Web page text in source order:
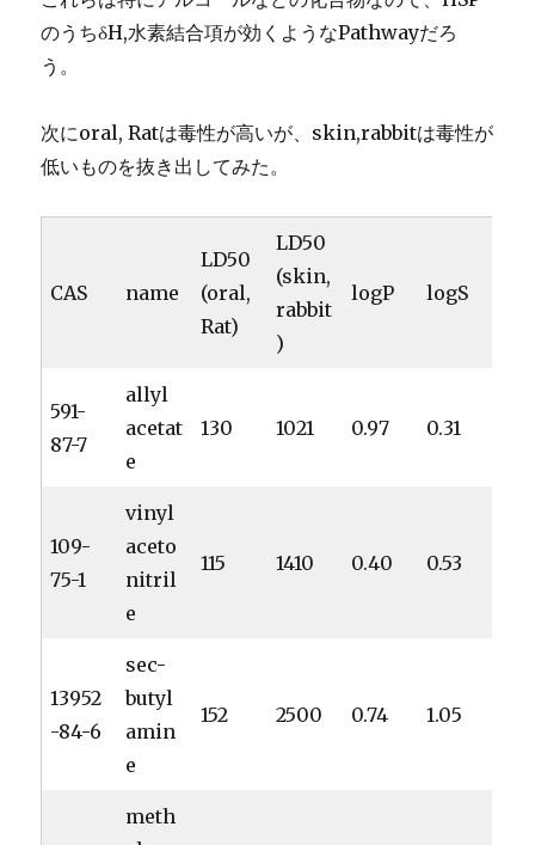
のうちδH,水素結合項が効くようなPathwayだろ
う。
次にoral, Ratは毒性が高いが、skin,rabbitは毒性が
低いものを抜き出してみた。
CAS name
LD50
(oral,
Rat)
LD50
(skin,
rabbit
)
logP logS
591-
87-7
allyl
acetat
e
130 1021 0.97 0.31
109-
75-1
vinyl
aceto
nitril
e
115 1410 0.40 0.53
13952
-84-6
sec-
butyl
amin
e
152 2500 0.74 1.05
meth